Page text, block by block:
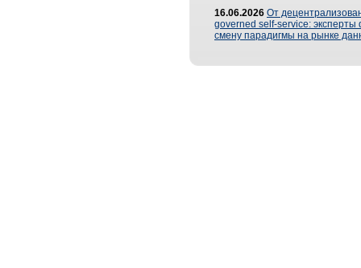
16.06.2026 От
governed self-service: эксперты
смену парадигмы на рынке